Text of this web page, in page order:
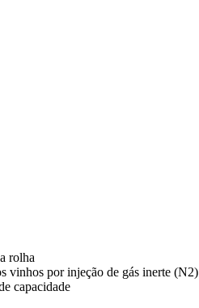
rolha
vinhos por injeção de gás inerte (N2)
capacidade